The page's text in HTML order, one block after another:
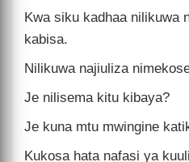
Kwa siku kadhaa nilikuwa
kabisa.
Nilikuwa najiuliza
Je nilisema kitu kibaya?
Je kuna mtu mwingine
Kukosa hata nafasi ya